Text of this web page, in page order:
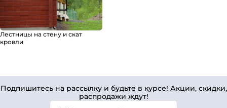
Лестницы на стену и скат
кровли
Подпишитесь на рассылку и будьте в курсе! Акции, скидки,
распродажи ждут!